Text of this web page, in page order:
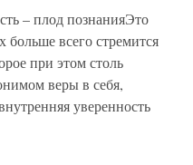
– плод познанияЭто
больше всего стремится
при этом столь
веры в себя,
уверенность